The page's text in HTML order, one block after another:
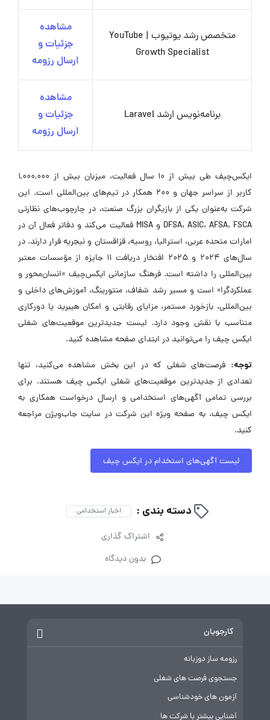
متخصص رشد یوتیوب | YouTube
Growth Specialist
مشاهده
جزئیات و
ارسال رزومه
برنامه‌نویس ارشد Laravel
مشاهده
جزئیات و
ارسال رزومه
ایکس‌چیف طی بیش از 10 سال فعالیت، میزبان بیش از 1,000,000
کاربر از سراسر جهان و 200 همکار در تیم‌های بین‌المللی است. این
شرکت به‌عنوان یکی از بازیگران بزرگ صنعت، در چارچوب‌های نظارتی
DFSA، ASIC، AFSA، FSCA و MISA فعالیت می‌کند و دفاتر فعال آن در
امارات متحده عربی، استرالیا، روسیه، قزاقستان و نیجریه قرار دارند. در
سال‌های 2024 و 2025 افتخار دریافت 11 جایزه از مؤسسات معتبر
بین‌المللی را داشته است. فرهنگ سازمانی ایکس‌چیف «انسان‌محور و
عملکردگرا» است و مسیر رشد شفاف، منتورینگ، آموزش‌های داخلی و
بین‌المللی، بازخورد مستمر، مزایای رقابتی و امکان هیبرید یا دورکاری
متناسب با نقش وجود دارد. لیست جدیدترین موقعیت‌های شغلی
ایکس چیف را می‌توانید در ابتدای صفحه مشاهده کنید.
توجه: فرصت‌های شغلی که در این بخش مشاهده می‌کنید، تنها
تعدادی از جدیدترین موقعیت‌های شغلی ایکس چیف هستند. برای
بررسی تمامی آگهی‌های استخدامی و ارسال درخواست همکاری به
ایکس چیف، به صفحه ویژه این شرکت در سایت جاب‌ویژن مراجعه
کنید.
لیست آگهی‌های استخدام در ایکس چیف
دسته بندی : اخبار استخدامی
اشتراک گذاری
بدون دیدگاه
کارجویان
رزومه ساز دوزبانه
جستجوی فرصت های شغلی
آزمون های خودشناسی
آشنایی بیشتر با شرکت ها